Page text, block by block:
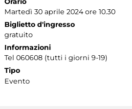
Martedì 30 aprile 2024 ore 10.30
Biglietto d'ingresso
gratuito
Informazioni
Tel 060608 (tutti i giorni 9-19)
Tipo
Evento